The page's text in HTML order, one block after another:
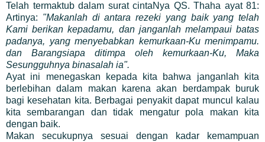
Telah termaktub dalam surat cintaNya QS. Thaha ayat 81:
Artinya: "Makanlah di antara rezeki yang baik yang telah
Kami berikan kepadamu, dan janganlah melampaui batas
padanya, yang menyebabkan kemurkaan-Ku menimpamu.
dan Barangsiapa ditimpa oleh kemurkaan-Ku, Maka
Sesungguhnya binasalah ia".
Ayat ini menegaskan kepada kita bahwa janganlah kita
berlebihan dalam makan karena akan berdampak buruk
bagi kesehatan kita. Berbagai penyakit dapat muncul kalau
kita sembarangan dan tidak mengatur pola makan kita
dengan baik.
Makan secukupnya sesuai dengan kadar kemampuan